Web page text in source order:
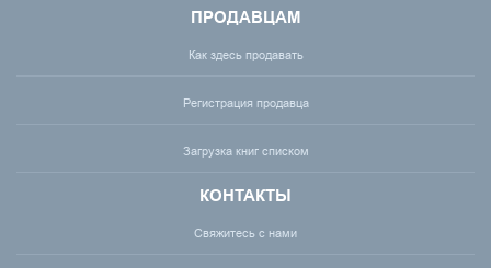
ПРОДАВЦАМ
Как здесь продавать
Регистрация продавца
Загрузка книг списком
КОНТАКТЫ
Свяжитесь с нами